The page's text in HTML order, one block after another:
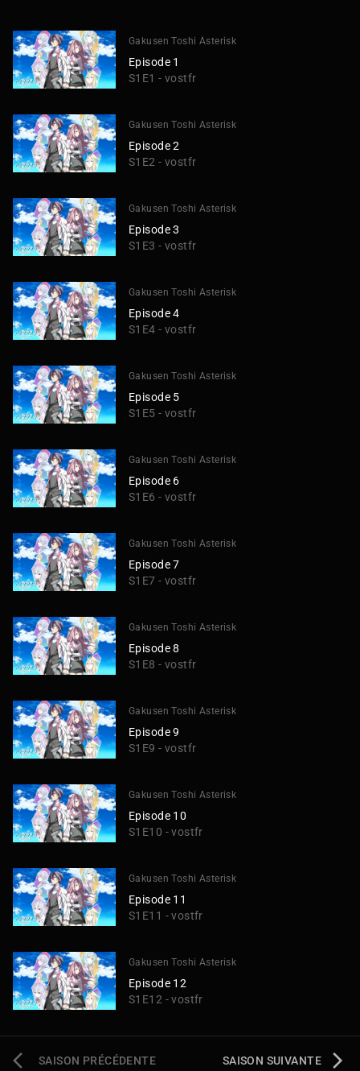
Gakusen Toshi Asterisk
Episode 1
S1E1 - vostfr
Gakusen Toshi Asterisk
Episode 2
S1E2 - vostfr
Gakusen Toshi Asterisk
Episode 3
S1E3 - vostfr
Gakusen Toshi Asterisk
Episode 4
S1E4 - vostfr
Gakusen Toshi Asterisk
Episode 5
S1E5 - vostfr
Gakusen Toshi Asterisk
Episode 6
S1E6 - vostfr
Gakusen Toshi Asterisk
Episode 7
S1E7 - vostfr
Gakusen Toshi Asterisk
Episode 8
S1E8 - vostfr
Gakusen Toshi Asterisk
Episode 9
S1E9 - vostfr
Gakusen Toshi Asterisk
Episode 10
S1E10 - vostfr
Gakusen Toshi Asterisk
Episode 11
S1E11 - vostfr
Gakusen Toshi Asterisk
Episode 12
S1E12 - vostfr
SAISON PRÉCÉDENTE SAISON SUIVANTE